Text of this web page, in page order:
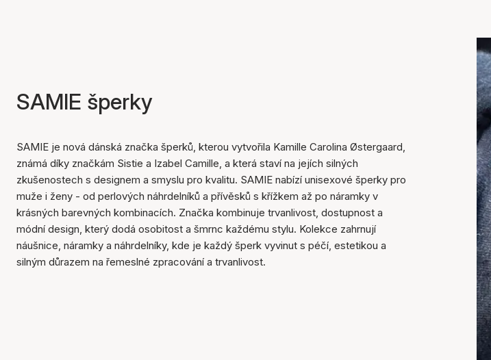
SAMIE šperky
SAMIE je nová dánská značka šperků, kterou vytvořila Kamille Carolina Østergaard,
známá díky značkám Sistie a Izabel Camille, a která staví na jejích silných
zkušenostech s designem a smyslu pro kvalitu. SAMIE nabízí unisexové šperky pro
muže i ženy - od perlových náhrdelníků a přívěsků s křížkem až po náramky v
krásných barevných kombinacích. Značka kombinuje trvanlivost, dostupnost a
módní design, který dodá osobitost a šmrnc každému stylu. Kolekce zahrnují
náušnice, náramky a náhrdelníky, kde je každý šperk vyvinut s péčí, estetikou a
silným důrazem na řemeslné zpracování a trvanlivost.